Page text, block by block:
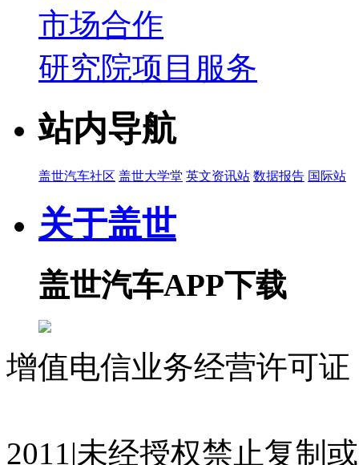
市场合作
研究院项目服务
站内导航
盖世汽车社区 盖世大学堂 英文资讯站 数据报告 国际站
关于盖世
盖世汽车APP下载
增值电信业务经营许可
2011|未经授权禁止复制